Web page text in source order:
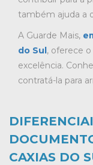
também ajuda a
A Guarde Mais,
do Sul, oferece
excelência.
contratá-la para
CAXIAS DO